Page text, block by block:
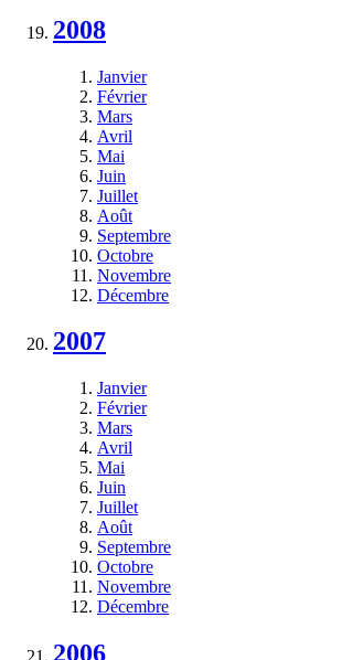
2008
Janvier
Février
Mars
Avril
Mai
Juin
Juillet
Août
Septembre
Octobre
Novembre
Décembre
2007
Janvier
Février
Mars
Avril
Mai
Juin
Juillet
Août
Septembre
Octobre
Novembre
Décembre
2006